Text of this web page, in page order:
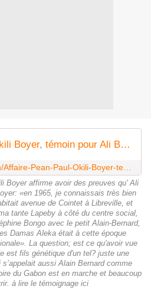
Affaire Péan : Paul Okili Boyer, témoin pour Ali Bongo
Boyer affirme avoir des preuves qu' Ali
«en 1965, je connaissais très bien
avenue de Cointet à Libreville, et
tante Lapeby à côté du centre social,
Bongo avec le petit Alain-Bernard,
Damas Aleka était à cette époque
La question; est ce qu'avoir vue
est fils génétique d'un tel? juste une
aussi Alain Bernard comme
du Gabon est en marche et beaucoup
à lire le témoignage ici